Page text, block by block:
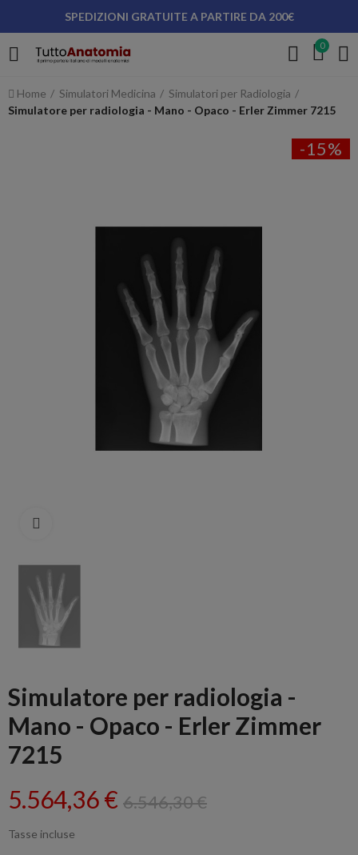
SPEDIZIONI GRATUITE A PARTIRE DA 200€
0
Home Simulatori Medicina
Simulatori per Radiologia
Simulatore per radiologia - Mano - Opaco - Erler Zimmer 7215
-15%
Simulatore per radiologia -
Mano - Opaco - Erler Zimmer
7215
5.564,36 € 6.546,30 €
Tasse incluse